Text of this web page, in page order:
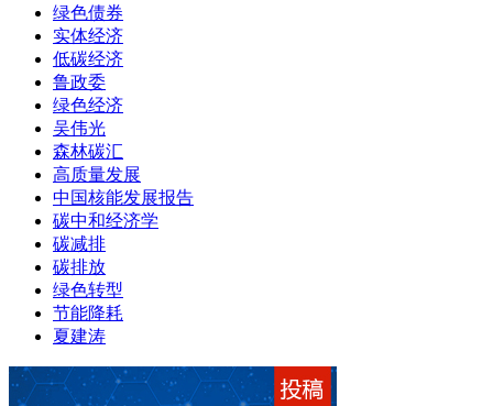
绿色债券
实体经济
低碳经济
鲁政委
绿色经济
吴伟光
森林碳汇
高质量发展
中国核能发展报告
碳中和经济学
碳减排
碳排放
绿色转型
节能降耗
夏建涛